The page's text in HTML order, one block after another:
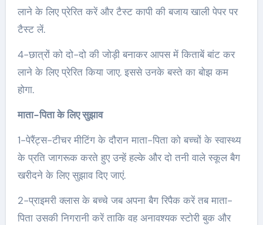
लाने के लिए प्रेरित करें और टैस्ट कापी की बजाय खाली पेपर पर
टैस्ट लें.
4-छात्रों को दो-दो की जोड़ी बनाकर आपस में किताबें बांट कर
लाने के लिए प्रेरित किया जाए. इससे उनके बस्ते का बोझ कम
होगा.
माता-पिता के लिए सुझाव
1-पेरैंट्स-टीचर मीटिंग के दौरान माता-पिता को बच्चों के स्वास्थ्य
के प्रति जागरूक करते हुए उन्हें हल्के और दो तनी वाले स्कूल बैग
खरीदने के लिए सुझाव दिए जाएं.
2-प्राइमरी क्लास के बच्चे जब अपना बैग रिपैक करें तब माता-
पिता उसकी निगरानी करें ताकि वह अनावश्यक स्टोरी बुक और